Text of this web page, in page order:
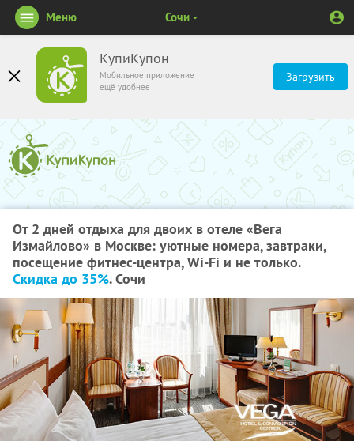
КупиКупон
Мобильное приложение
ещё удобнее
Загрузить
Меню Сочи
От 2 дней отдыха для двоих в отеле «Вега
Измайлово» в Москве: уютные номера, завтраки,
посещение фитнес-центра, Wi-Fi и не только.
Скидка до 35%. Сочи